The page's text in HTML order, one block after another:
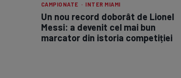
CAMPIONATE · INTER MIAMI
Un nou record doborât de Lionel
Messi: a devenit cel mai bun
marcator din istoria competiției